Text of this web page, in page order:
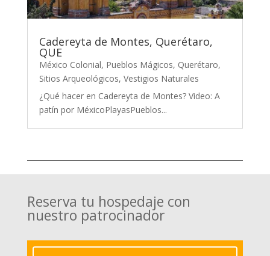
Cadereyta de Montes, Querétaro,
QUE
México Colonial, Pueblos Mágicos, Querétaro,
Sitios Arqueológicos, Vestigios Naturales
¿Qué hacer en Cadereyta de Montes? Video: A
patín por MéxicoPlayasPueblos...
Reserva tu hospedaje con
nuestro patrocinador